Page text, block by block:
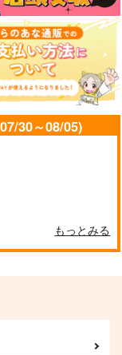
ウルトラブーストチェ
イシング
木端微塵
498円（税込）
影山飛雄×日向翔陽
カート
鶴のこむら返り
専売 1,650円（税込）
30～08/05)
もっとみる